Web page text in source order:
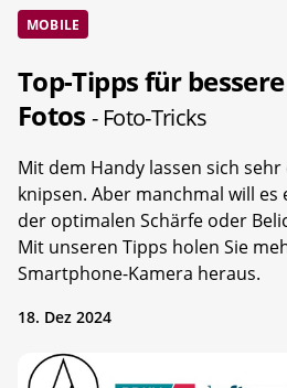
MOBILE
Top-Tipps für
Fotos- Foto-Tricks
Mit dem Handy lassen sich sehr
knipsen. Aber manchmal will
der optimalen Schärfe oder
Mit unseren Tipps holen Sie
Smartphone-Kamera heraus.
18. Dez 2024